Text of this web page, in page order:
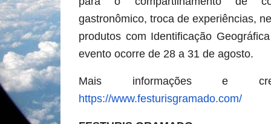
gastronômico, troca de experiências,
produtos com Identificação
evento ocorre de 28 a 31 de agosto.
Mais informações e
https://www.festurisgramado.com/